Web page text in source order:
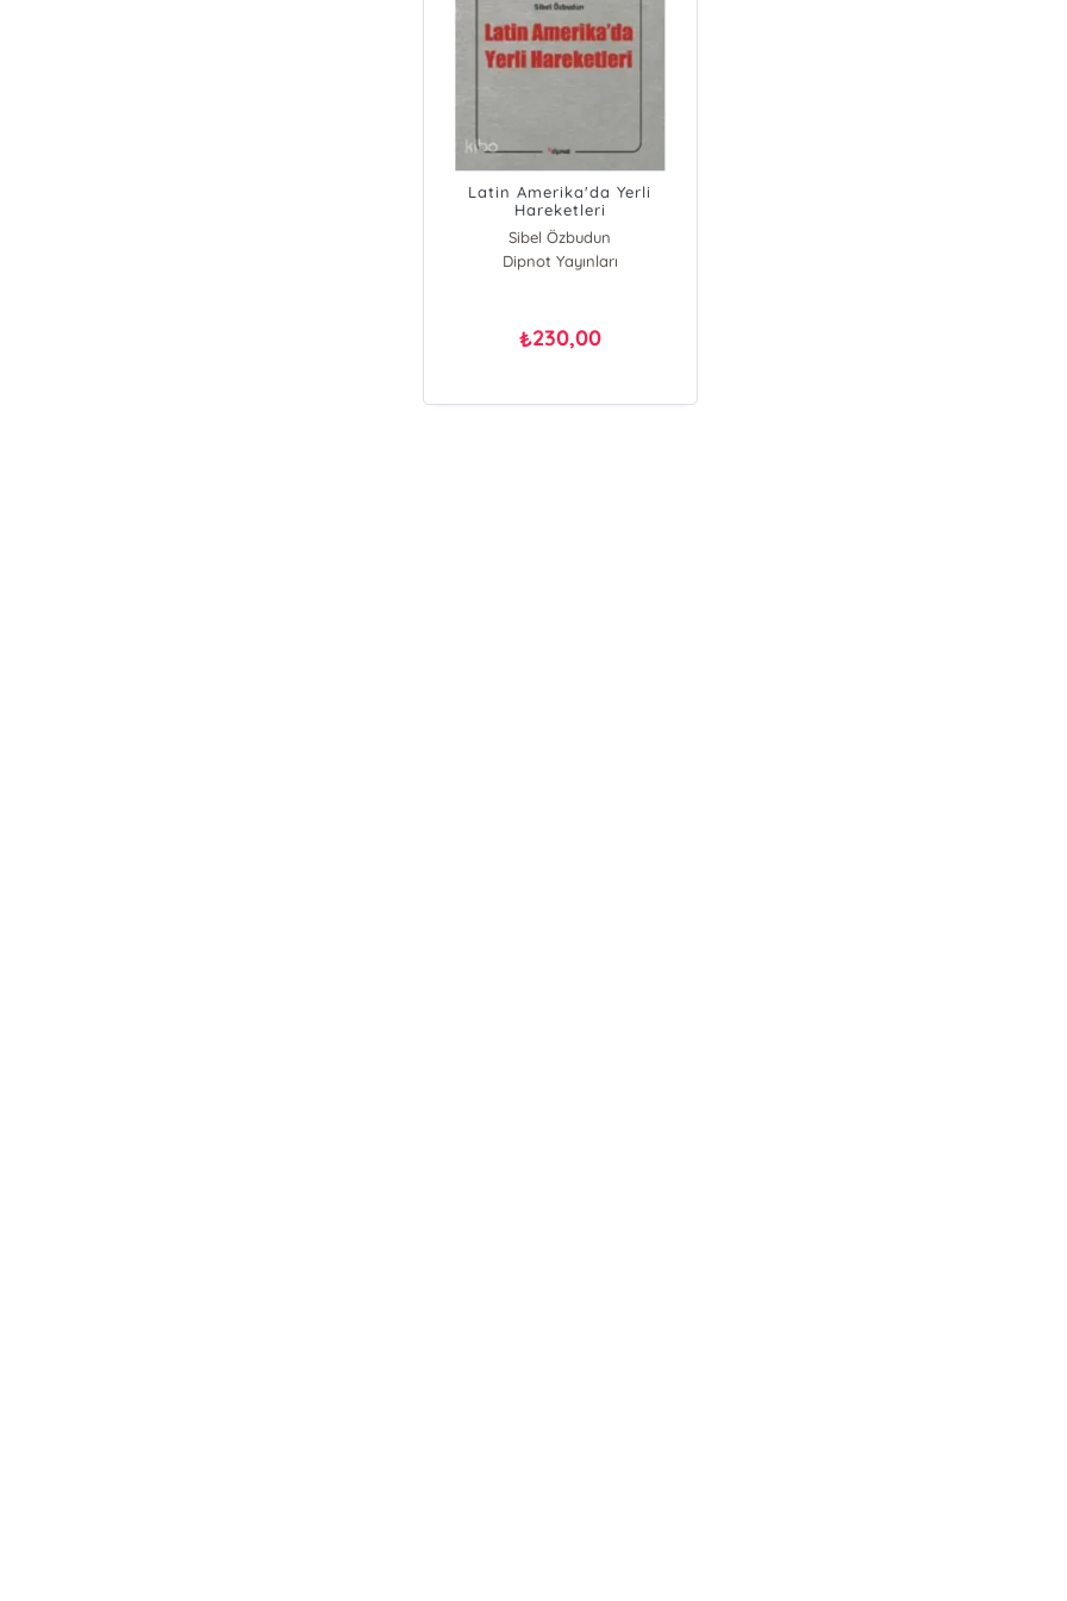
Pınar Demircan
Fatin Şevki Bulut
Damla Topbaş
Latin Amerika'da Yerli
Hareketleri
Sibel Özbudun
Dipnot Yayınları
₺230,00